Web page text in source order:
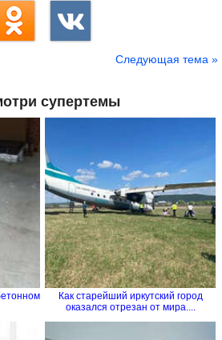
Следующая тема »
супертемы
Как старейший иркутский город
оказался отрезан от мира....